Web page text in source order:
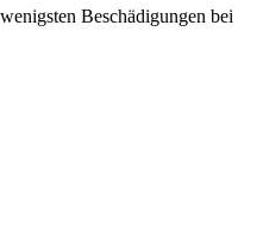
Beschädigungen bei